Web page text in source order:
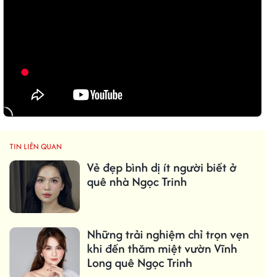
TIN LIÊN QUAN
Vẻ đẹp bình dị ít người biết ở
quê nhà Ngọc Trinh
Những trải nghiệm chỉ trọn vẹn
khi đến thăm miệt vườn Vĩnh
Long quê Ngọc Trinh